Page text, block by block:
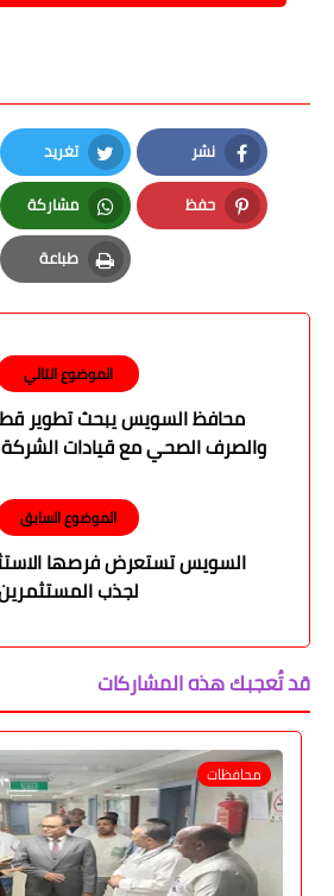
نشر
Facebook
تغريد
Twitter
حفظ
Pinterest
مشاركة
Whatsapp
طباعة
Print
الموضوع التالي
محافظ السويس يبحث تطوير
والصرف الصحي مع قيادات الشركة
الموضوع السابق
السويس تستعرض فرصها
لجذب
قد تُعجبك هذه المشاركات
محافظات